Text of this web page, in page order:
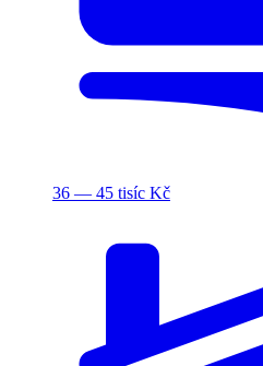
36 — 45 tisíc Kč